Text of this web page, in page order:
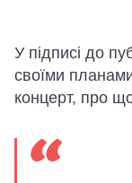
У підписі до
своїми
концерт, про